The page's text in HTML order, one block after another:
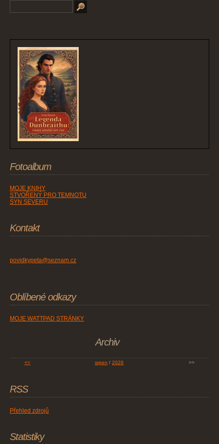
Fotoalbum
MOJE KNIHY
STVOŘENÝ PRO TEMNOTU
SYN SEVERU
Kontakt
povidkypeta@seznam.cz
Oblíbené odkazy
MOJE WATTPAD STRÁNKY
Archiv
<< srpen / 2026 >>
RSS
Přehled zdrojů
Statistiky